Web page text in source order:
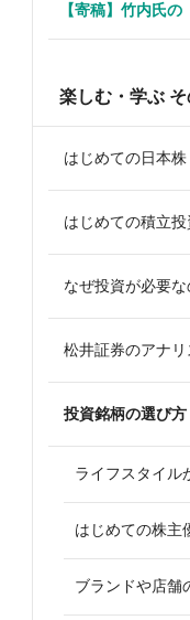
【寄稿】竹内氏の
楽しむ・学ぶ
はじめての日本株
はじめての積立投
なぜ投資が必要
松井証券のアナ
投資銘柄の選び方
ライフスタイル
はじめての株主
ブランドや店舗